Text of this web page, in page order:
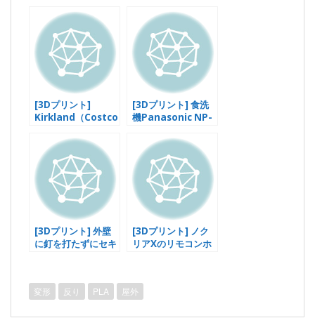
[3Dプリント]
Kirkland（Costco
ド用のキャップを作
成
[3Dプリント] 食洗
機Panasonic NP-
ム脚）をカスタム
[3Dプリント] 外壁
に釘を打たずにセキ
[3Dプリント] ノク
リアXのリモコンホ
ダプター
変形 反り PLA 屋外